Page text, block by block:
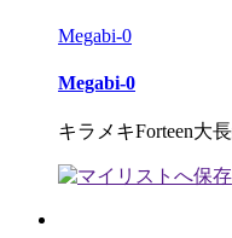
Megabi-0
Megabi-0
キラメキForteen大